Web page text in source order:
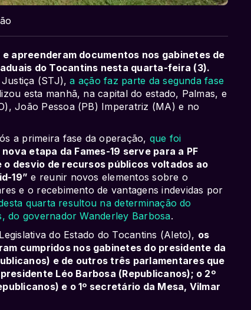
apreenderam documentos nos gabinetes de
do Tocantins nesta quarta-feira (3).
Justiça (STJ),a ação faz parte da segunda fase
esta manhã, na capital do estado, Palmas, e
João Pessoa (PB) Imperatriz (MA) e no
a primeira fase da operação, que foi
nova etapa da Fames-19 serve para a PF
desvio de recursos públicos voltados ao
19” e reunir novos elementos sobre o
e o recebimento de vantagens indevidas por
quarta resultou na determinação do
do governador Wanderley Barbosa.
do Estado do Tocantins (Aleto), os
cumpridos nos gabinetes do presidente da
e de outros três parlamentares que
Léo Barbosa (Republicanos); o 2º
e o 1º secretário da Mesa, Vilmar